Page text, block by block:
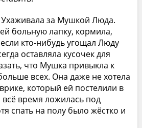
за Мушкой Люда.
больную лапку, кормила,
кто-нибудь угощал Люду
оставляла кусочек для
что Мушка привыкла к
всех. Она даже не хотела
который ей постелили в
всё время ложилась под
спать на полу было жёстко и